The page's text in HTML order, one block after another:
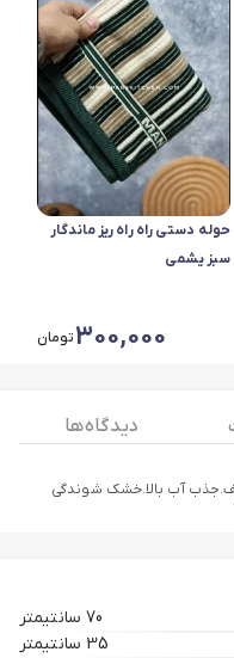
حوله دستی راه راه ریز ماندگار
سبز یشمی
300,000تومان
دیدگاه ها
آب بالا.خشک شوندگی
70 سانتیمتر
35 سانتیمتر